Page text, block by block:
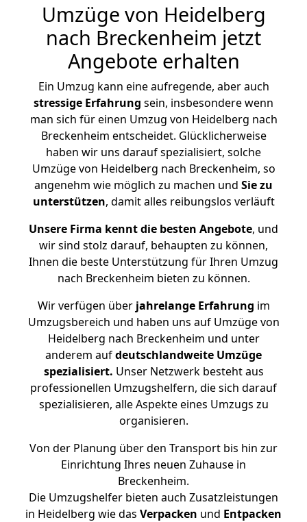
Umzüge von Heidelberg
nach Breckenheim jetzt
Angebote erhalten
Ein Umzug kann eine aufregende, aber auch
stressige Erfahrung sein, insbesondere wenn
man sich für einen Umzug von Heidelberg nach
Breckenheim entscheidet. Glücklicherweise
haben wir uns darauf spezialisiert, solche
Umzüge von Heidelberg nach Breckenheim, so
angenehm wie möglich zu machen und Sie zu
unterstützen, damit alles reibungslos verläuft
Unsere Firma kennt die besten Angebote, und
wir sind stolz darauf, behaupten zu können,
Ihnen die beste Unterstützung für Ihren Umzug
nach Breckenheim bieten zu können.
Wir verfügen überjahrelange Erfahrung im
Umzugsbereich und haben uns auf Umzüge von
Heidelberg nach Breckenheim und unter
anderem aufdeutschlandweite Umzüge
spezialisiert. Unser Netzwerk besteht aus
professionellen Umzugshelfern, die sich darauf
spezialisieren, alle Aspekte eines Umzugs zu
organisieren.
Von der Planung über den Transport bis hin zur
Einrichtung Ihres neuen Zuhause in
Breckenheim.
Die Umzugshelfer bieten auch Zusatzleistungen
in Heidelberg wie das Verpacken und Entpacken